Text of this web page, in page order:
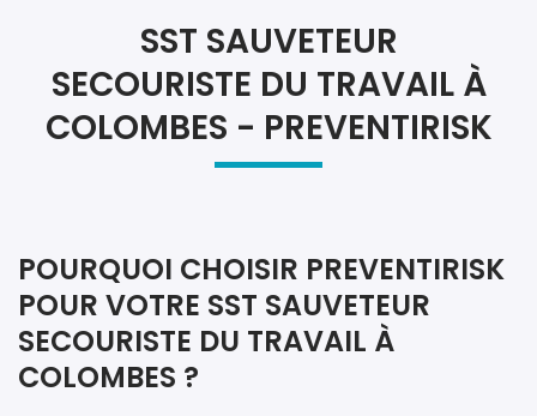
SST SAUVETEUR
SECOURISTE DU TRAVAIL À
COLOMBES - PREVENTIRISK
POURQUOI CHOISIR PREVENTIRISK
POUR VOTRE SST SAUVETEUR
SECOURISTE DU TRAVAIL À
COLOMBES ?